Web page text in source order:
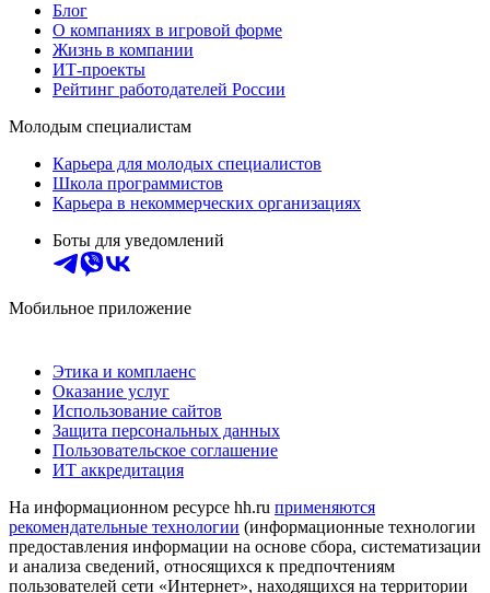
Блог
О компаниях в игровой форме
Жизнь в компании
ИТ-проекты
Рейтинг работодателей России
Молодым специалистам
Карьера для молодых специалистов
Школа программистов
Карьера в некоммерческих организациях
Боты для уведомлений
Мобильное приложение
Этика и комплаенс
Оказание услуг
Использование сайтов
Защита персональных данных
Пользовательское соглашение
ИТ аккредитация
На информационном ресурсе hh.ru применяются
рекомендательные технологии (информационные технологии
предоставления информации на основе сбора, систематизации
и анализа сведений, относящихся к предпочтениям
пользователей сети «Интернет», находящихся на территории